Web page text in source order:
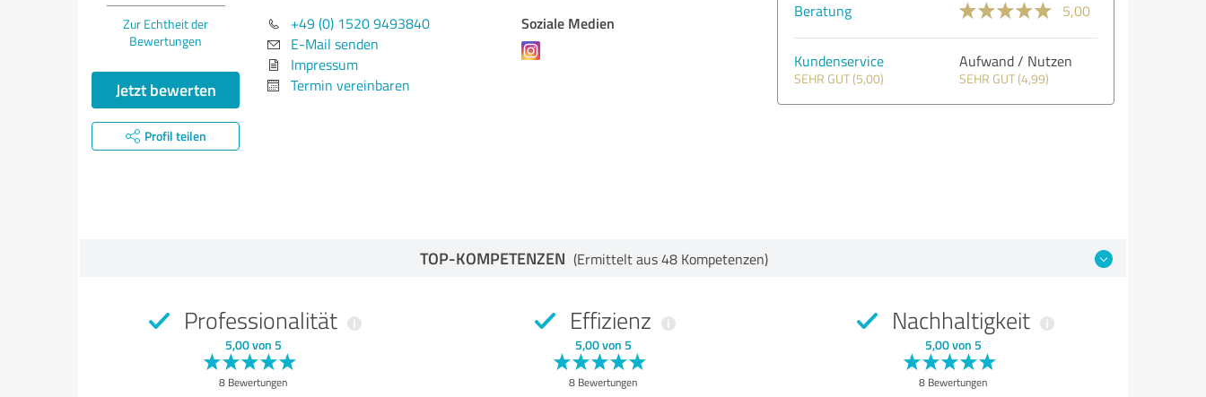
Zur Echtheit der
Bewertungen
Jetzt bewerten
Profil teilen
+49 (0) 1520 9493840
E-Mail senden
Impressum
Termin vereinbaren
Soziale Medien
Beratung
5,00
Kundenservice
SEHR GUT (5,00)
Aufwand / Nutzen
SEHR GUT (4,99)
TOP-KOMPETENZEN (Ermittelt aus 48 Kompetenzen)
Professionalität
5,00 von 5
8 Bewertungen
Effizienz
5,00 von 5
8 Bewertungen
Nachhaltigkeit
5,00 von 5
8 Bewertungen